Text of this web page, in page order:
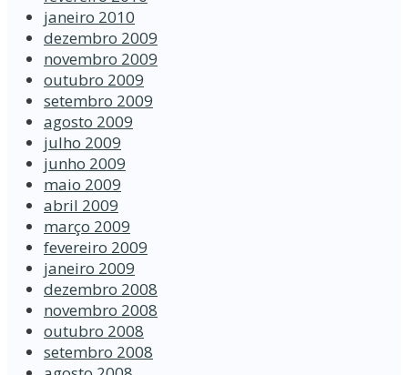
janeiro 2010
dezembro 2009
novembro 2009
outubro 2009
setembro 2009
agosto 2009
julho 2009
junho 2009
maio 2009
abril 2009
março 2009
fevereiro 2009
janeiro 2009
dezembro 2008
novembro 2008
outubro 2008
setembro 2008